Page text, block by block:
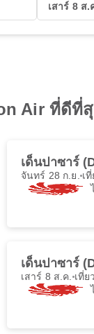
เสาร์ 8 ส.
Air ที่ดีที่
เด็นปาซาร์
จันทร์ 28 ก.ย. เ
เด็นปาซาร์
เสาร์ 8 ส.ค. เที่ย